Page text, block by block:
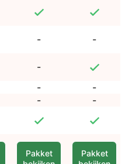
- -
-
- -
- -
Pakket
Pakket